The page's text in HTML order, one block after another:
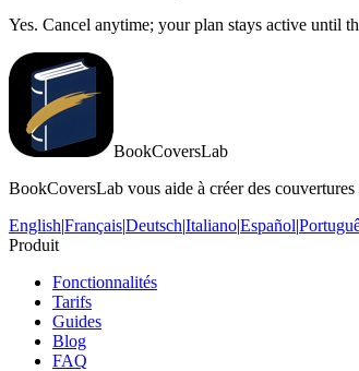
Yes. Cancel anytime; your plan stays active until
BookCoversLab
BookCoversLab vous aide à créer des
English|Français|Deutsch|Italiano|Español|
Produit
Fonctionnalités
Tarifs
Guides
Blog
FAQ